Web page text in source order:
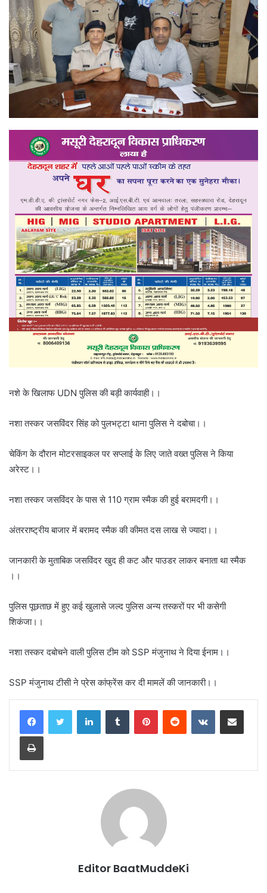
नशे के खिलाफ UDN पुलिस की बड़ी कार्यवाही।।
नशा तस्कर जसविंदर सिंह को पुलभट्टा थाना पुलिस ने दबोचा।।
चेकिंग के दौरान मोटरसाइकल पर सप्लाई के लिए जाते वख्त पुलिस ने किया
अरेस्ट।।
नशा तस्कर जसविंदर के पास से 110 ग्राम स्मैक की हुई बरामदगी।।
अंतरराष्ट्रीय बाजार में बरामद स्मैक की कीमत दस लाख से ज्यादा।।
जानकारी के मुताबिक जसविंदर खुद ही कट और पाउडर लाकर बनाता था स्मैक
।।
पुलिस पूछताछ में हुए कई खुलासे जल्द पुलिस अन्य तस्करों पर भी कसेगी
शिकंजा।।
नशा तस्कर दबोचने वाली पुलिस टीम को SSP मंजुनाथ ने दिया ईनाम।।
SSP मंजुनाथ टीसी ने प्रेस कांफ्रेंस कर दी मामलें की जानकारी।।
LinkedInTumblr PinterestReddit VKontakteShare via Email
Print
Editor BaatMuddeKi